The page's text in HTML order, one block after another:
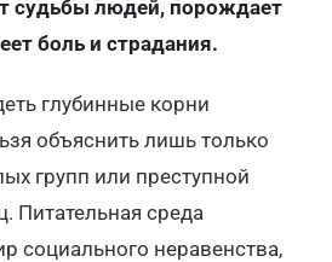
судьбы людей, порождает
боль и страдания.
глубинные корни
объяснить лишь только
групп или преступной
Питательная среда
социального неравенства,